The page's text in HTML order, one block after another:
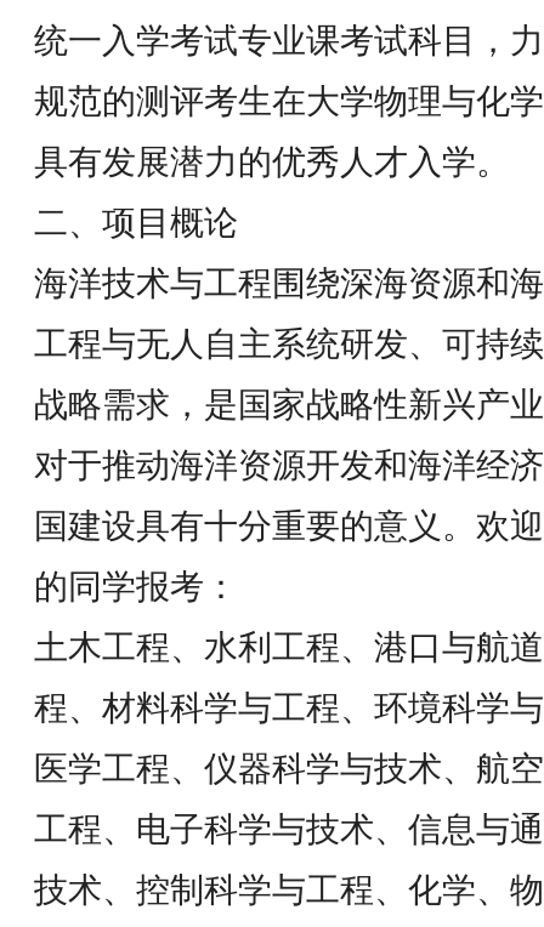
统一入学考试专业课考试科目，
规范的测评考生在大学物理与化
具有发展潜力的优秀人才入学。
二、项目概论
海洋技术与工程围绕深海资源和
工程与无人自主系统研发、可持
战略需求，是国家战略性新兴产
对于推动海洋资源开发和海洋经
国建设具有十分重要的意义。欢
的同学报考：
土木工程、水利工程、港口与航
程、材料科学与工程、环境科学
医学工程、仪器科学与技术、航
工程、电子科学与技术、信息与
技术、控制科学与工程、化学、